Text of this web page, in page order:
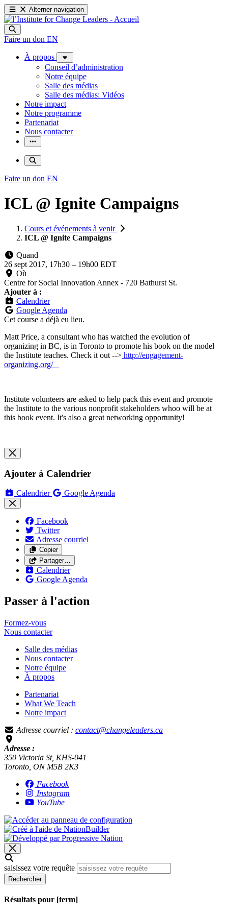
Alterner navigation
Faire un don EN
À propos
Conseil d’administration
Notre équipe
Salle des médias
Salle des médias: Vidéos
Notre impact
Notre programme
Partenariat
Nous contacter
Faire un don EN
ICL @ Ignite Campaigns
Cours et événements à venir
ICL @ Ignite Campaigns
Quand
26 sept 2017, 17h30 – 19h00 EDT
Où
Centre for Social Innovation Annex - 720 Bathurst St.
Ajouter à :
Calendrier
Google Agenda
Cet course a déjà eu lieu.
Matt Price, a consultant who has watched the evolution of
organizing in BC, is in Toronto to promote his book on the model
the Institute teaches. Check it out --> http://engagement-
organizing.org/
Institute volunteers are asked to help pack this event and promote
the Institute to the various nonprofit stakeholders whoo will be at
this book event. It's also a great networking opportunity!
Ajouter à Calendrier
Calendrier Google Agenda
Facebook
Twitter
Adresse courriel
Copier
Partager…
Calendrier
Google Agenda
Passer à l'action
Formez-vous
Nous contacter
Salle des médias
Nous contacter
Notre équipe
À propos
Partenariat
What We Teach
Notre impact
Adresse courriel : contact@changeleaders.ca
Adresse :
350 Victoria St, KHS-041
Toronto, ON M5B 2K3
Facebook
Instagram
YouTube
saisissez votre requête
Rechercher
Résultats pour [term]